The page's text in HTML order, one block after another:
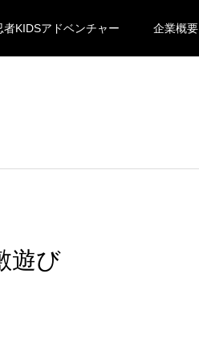
者KIDSアドベンチャー 企業概要
遊び